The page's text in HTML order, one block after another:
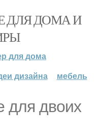
ДЛЯ ДОМА И
для дома
дизайна мебель
для двоих